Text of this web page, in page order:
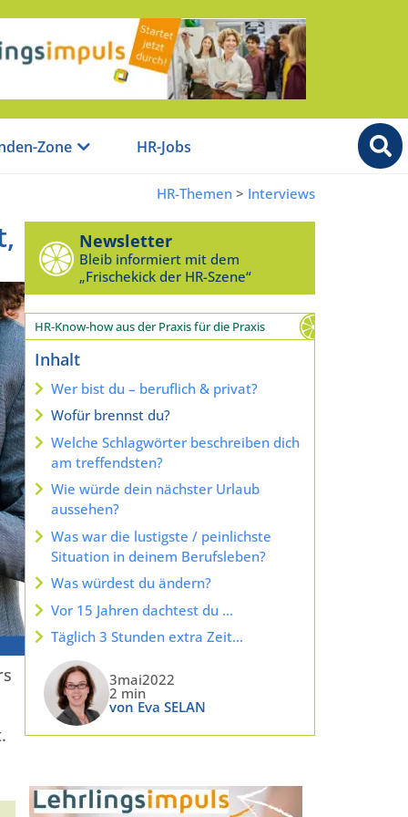
Zone HR-Jobs
HR-Themen > Interviews
Newsletter
Bleib informiert mit dem
„Frischekick der HR-Szene“
HR-Know-how aus der Praxis für die Praxis
Inhalt
Wer bist du – beruflich & privat?
Wofür brennst du?
Welche Schlagwörter beschreiben dich
am treffendsten?
Wie würde dein nächster Urlaub
aussehen?
Was war die lustigste / peinlichste
Situation in deinem Berufsleben?
Was würdest du ändern?
Vor 15 Jahren dachtest du …
Täglich 3 Stunden extra Zeit…
3mai2022
2 min
von Eva SELAN